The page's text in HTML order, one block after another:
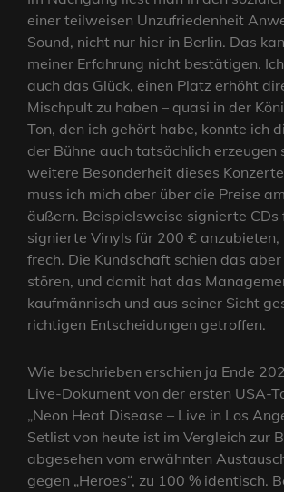
einer teilweisen Unzufriedenheit
Sound, nicht nur hier in Berlin. Das
meiner Erfahrung nicht bestätigen.
auch das Glück, einen Platz erhöht
Mischpult zu haben – quasi in der
Ton, den ich gehört habe, konnte ich
der Bühne auch tatsächlich erzeugen
weitere Besonderheit dieses
muss ich mich aber über die Preise
äußern. Beispielsweise signierte CDs
signierte Vinyls für 200 € anzubieten,
frech. Die Kundschaft schien das
stören, und damit hat das
kaufmännisch und aus seiner Sicht
richtigen Entscheidungen getroffen.
Wie beschrieben erschien ja Ende
Live-Dokument von der ersten USA-
„Neon Heat Disease – Live in Los
Setlist von heute ist im Vergleich zur
abgesehen vom erwähnten
gegen „Heroes“, zu 100 % identisch.